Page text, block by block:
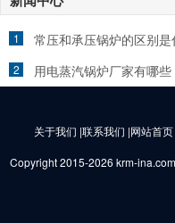
1 常压和承压锅炉的区别是
2 用电蒸汽锅炉厂家有哪些
关于我们 |联系我们 |网站首
Copyright 2015-2026 krm-